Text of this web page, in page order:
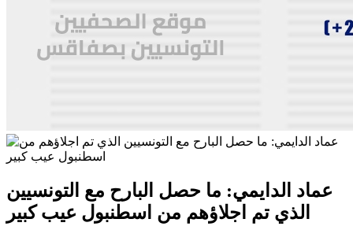
عماد الدايمي: ما حصل البارح مع التونسيين
الذي تم اجلاؤهم من اسطنبول عيب كبير